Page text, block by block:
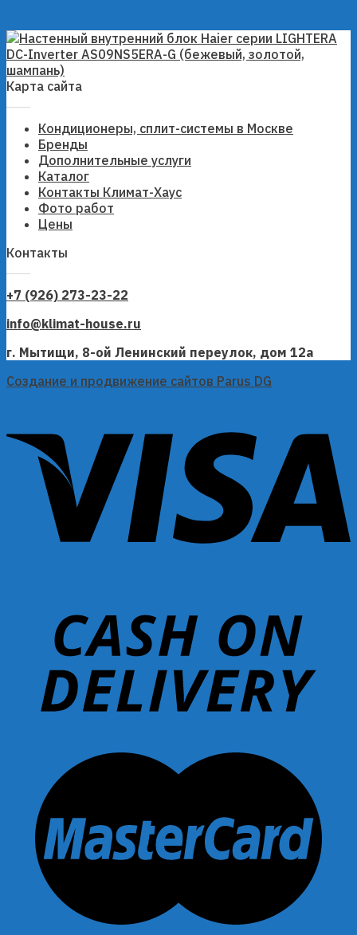
Карта сайта
Кондиционеры, сплит-системы в Москве
Бренды
Дополнительные услуги
Каталог
Контакты Климат-Хаус
Фото работ
Цены
Контакты
+7 (926) 273-23-22
info@klimat-house.ru
г. Мытищи, 8-ой Ленинский переулок, дом 12а
Создание и продвижение сайтов Parus DG